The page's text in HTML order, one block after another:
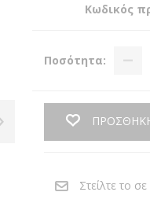
Κωδικός
Ποσότητα: